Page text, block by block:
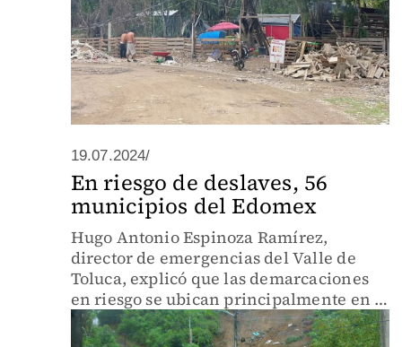
19.07.2024/
En riesgo de deslaves, 56
municipios del Edomex
Hugo Antonio Espinoza Ramírez,
director de emergencias del Valle de
Toluca, explicó que las demarcaciones
en riesgo se ubican principalmente en el
Valle de México y sur de la entidad.